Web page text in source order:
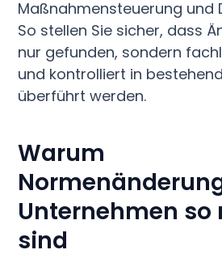
Maßnahmensteuerung und
So stellen Sie sicher, dass
nur gefunden, sondern
und kontrolliert in
überführt werden.
Warum
Unternehmen so
sind